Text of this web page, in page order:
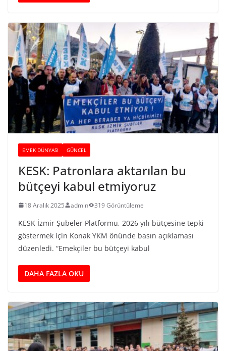
EMEK DÜNYASI GÜNCEL
KESK: Patronlara aktarılan bu
bütçeyi kabul etmiyoruz
18 Aralık 2025 admin 319 Görüntüleme
KESK İzmir Şubeler Platformu, 2026 yılı bütçesine tepki
göstermek için Konak YKM önünde basın açıklaması
düzenledi. “Emekçiler bu bütçeyi kabul
DAHA FAZLA OKU